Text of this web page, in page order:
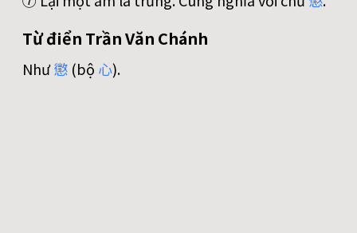
Từ điển Trần Văn Chánh
Như懲 (bộ 心).